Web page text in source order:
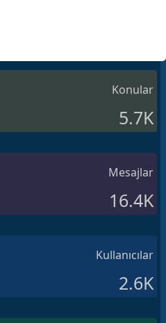
Konular
5.7K
Mesajlar
16.4K
Kullanıcılar
2.6K